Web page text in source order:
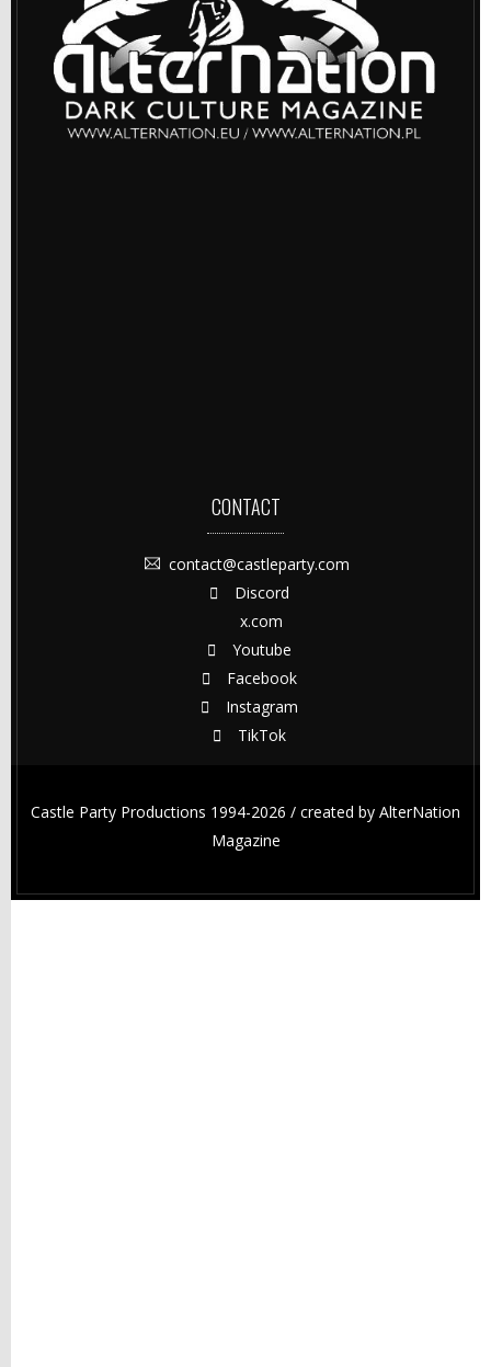
CONTACT
contact@castleparty.com
Discord
x.com
Youtube
Facebook
Instagram
TikTok
Castle Party Productions 1994-2026 / created by AlterNation
Magazine